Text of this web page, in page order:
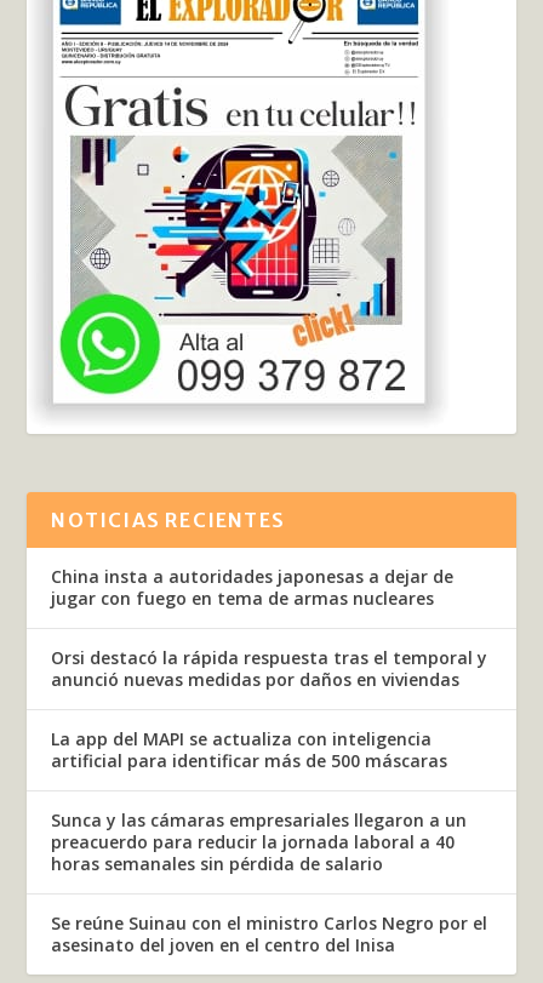
NOTICIAS RECIENTES
China insta a autoridades japonesas a dejar de
jugar con fuego en tema de armas nucleares
Orsi destacó la rápida respuesta tras el temporal y
anunció nuevas medidas por daños en viviendas
La app del MAPI se actualiza con inteligencia
artificial para identificar más de 500 máscaras
Sunca y las cámaras empresariales llegaron a un
preacuerdo para reducir la jornada laboral a 40
horas semanales sin pérdida de salario
Se reúne Suinau con el ministro Carlos Negro por el
asesinato del joven en el centro del Inisa